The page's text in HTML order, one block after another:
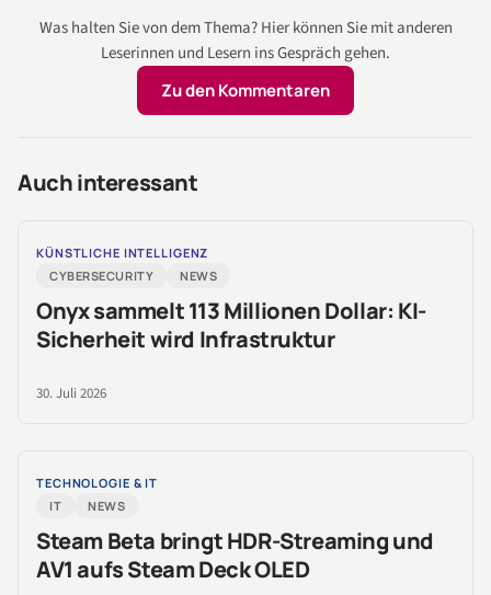
Was halten Sie von dem Thema? Hier können Sie mit anderen
Leserinnen und Lesern ins Gespräch gehen.
Zu den Kommentaren
Auch interessant
KÜNSTLICHE INTELLIGENZ
CYBERSECURITY
NEWS
Onyx sammelt 113 Millionen Dollar: KI-
Sicherheit wird Infrastruktur
30. Juli 2026
TECHNOLOGIE & IT
IT
NEWS
Steam Beta bringt HDR-Streaming und
AV1 aufs Steam Deck OLED